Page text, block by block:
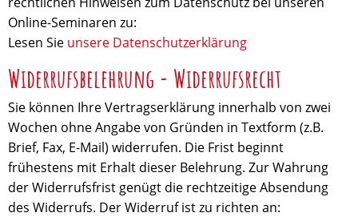
Online-Seminaren zu:
Lesen Sie unsere Datenschutzerklärung
Widerrufsbelehrung - Widerrufsrecht
Sie können Ihre Vertragserklärung innerhalb von zwei
Wochen ohne Angabe von Gründen in Textform (z.B.
Brief, Fax, E-Mail) widerrufen. Die Frist beginnt
frühestens mit Erhalt dieser Belehrung. Zur Wahrung
der Widerrufsfrist genügt die rechtzeitige Absendung
des Widerrufs. Der Widerruf ist zu richten an: